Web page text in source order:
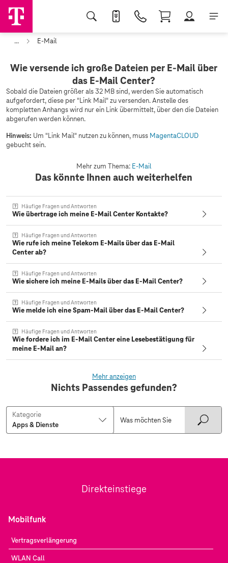
... E-Mail
Wie versende ich große Dateien per E-Mail über
das E-Mail Center?
Sobald die Dateien größer als 32 MB sind, werden Sie automatisch
aufgefordert, diese per "Link Mail" zu versenden. Anstelle des
kompletten Anhangs wird nur ein Link übermittelt, über den die Dateien
abgerufen werden können.
Hinweis: Um "Link Mail" nutzen zu können, muss MagentaCLOUD
gebucht sein.
Mehr zum Thema: E-Mail
Das könnte Ihnen auch weiterhelfen
Häufige Fragen und Antworten
Wie übertrage ich meine E-Mail Center Kontakte?
Häufige Fragen und Antworten
Wie rufe ich meine Telekom E-Mails über das E-Mail
Center ab?
Häufige Fragen und Antworten
Wie sichere ich meine E-Mails über das E-Mail Center?
Häufige Fragen und Antworten
Wie melde ich eine Spam-Mail über das E-Mail Center?
Häufige Fragen und Antworten
Wie fordere ich im E-Mail Center eine Lesebestätigung für
meine E-Mail an?
Mehr anzeigen
Nichts Passendes gefunden?
Kategorie
Direkteinstiege
Mobilfunk
Vertragsverlängerung
WLAN Call